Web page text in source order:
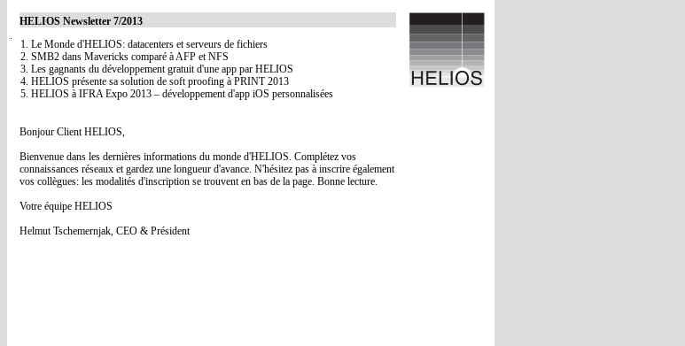
1. Le Monde d'HELIOS: datacenters et serveurs de fichiers
2. SMB2 dans Mavericks comparé à AFP et NFS
3. Les gagnants du développement gratuit d'une app par HELIOS
4. HELIOS présente sa solution de soft proofing à PRINT 2013
5. HELIOS à IFRA Expo 2013 – développement d'app iOS personnalisées
HELIOS Newsletter 7/2013
Bonjour Client HELIOS,
Bienvenue dans les dernières informations du monde d'HELIOS. Complétez vos
connaissances réseaux et gardez une longueur d'avance. N'hésitez pas à inscrire également
vos collègues: les modalités d'inscription se trouvent en bas de la page. Bonne lecture.
Votre équipe HELIOS
Helmut Tschemernjak, CEO & Président